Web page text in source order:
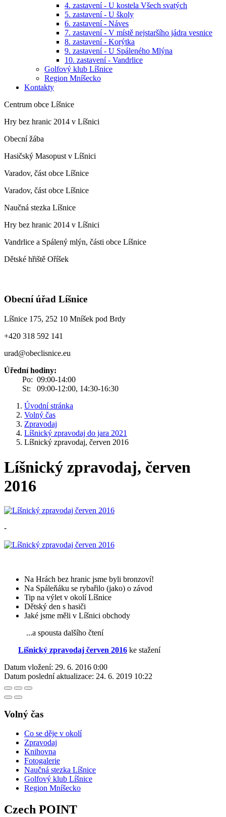
4. zastavení - U kostela Všech svatých
5. zastavení - U školy
6. zastavení - Náves
7. zastavení - V místě nejstaršího jádra vesnice
8. zastavení - Korýtka
9. zastavení - U Spáleného Mlýna
10. zastavení - Vandrlice
Golfový klub Líšnice
Region Mníšecko
Kontakty
Centrum obce Líšnice
Hry bez hranic 2014 v Líšnici
Obecní žába
Hasičský Masopust v Líšnici
Varadov, část obce Líšnice
Varadov, část obce Líšnice
Naučná stezka Líšnice
Hry bez hranic 2014 v Líšnici
Vandrlice a Spálený mlýn, části obce Líšnice
Dětské hřiště Oříšek
Obecní úřad Líšnice
Líšnice 175, 252 10 Mníšek pod Brdy
+420 318 592 141
urad@obeclisnice.eu
Úřední hodiny:
Po: 09:00-14:00
St: 09:00-12:00, 14:30-16:30
Úvodní stránka
Volný čas
Zpravodaj
Líšnický zpravodaj do jara 2021
Líšnický zpravodaj, červen 2016
Líšnický zpravodaj, červen
2016
-
Na Hrách bez hranic jsme byli bronzoví!
Na Spáleňáku se rybařilo (jako) o závod
Tip na výlet v okolí Líšnice
Dětský den s hasiči
Jaké jsme měli v Líšnici obchody
...a spousta dalšího čtení
Líšnický zpravodaj červen 2016 ke stažení
Datum vložení: 29. 6. 2016 0:00
Datum poslední aktualizace: 24. 6. 2019 10:22
Volný čas
Co se děje v okolí
Zpravodaj
Knihovna
Fotogalerie
Naučná stezka Líšnice
Golfový klub Líšnice
Region Mníšecko
Czech POINT